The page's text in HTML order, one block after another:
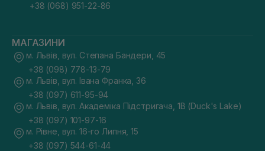
+38 (068) 951-22-86
МАГАЗИНИ
м. Львів, вул. Степана Бандери, 45
+38 (098) 778-13-79
м. Львів, вул. Івана Франка, 36
+38 (097) 611-95-94
м. Львів, вул. Академіка Підстригача, 1В (Duck's Lake)
+38 (097) 101-97-16
м. Рівне, вул. 16-го Липня, 15
+38 (097) 544-61-44